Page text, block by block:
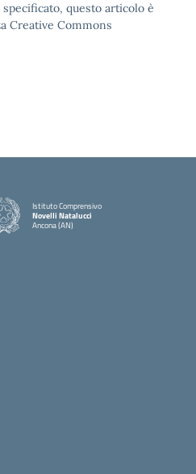
questo articolo è
Creative Commons
Istituto Comprensivo
Novelli Natalucci
Ancona (AN)